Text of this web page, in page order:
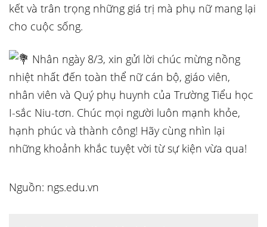
kết và trân trọng những giá trị mà phụ nữ mang lại
cho cuộc sống.
Nhân ngày 8/3, xin gửi lời chúc mừng nồng
nhiệt nhất đến toàn thể nữ cán bộ, giáo viên,
nhân viên và Quý phụ huynh của Trường Tiểu học
I-sắc Niu-tơn. Chúc mọi người luôn mạnh khỏe,
hạnh phúc và thành công! Hãy cùng nhìn lại
những khoảnh khắc tuyệt vời từ sự kiện vừa qua!
Nguồn: ngs.edu.vn